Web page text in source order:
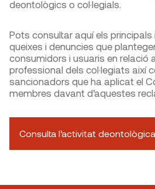
deontològics o col·legials.
Pots consultar aquí els
queixes i denuncies que
consumidors i usuaris en relació
professional dels col·legiats així
sancionadors que ha aplicat el
membres davant d’aquestes
Consulta l’activitat